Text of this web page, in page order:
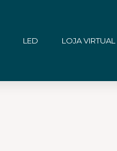
LED LOJA VIRTUAL